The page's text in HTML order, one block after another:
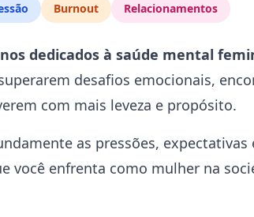
Burnout Relacionamentos
dedicados à saúde mental
desafios emocionais,
com mais leveza e propósito.
as pressões, expectativas
você enfrenta como mulher na